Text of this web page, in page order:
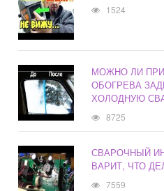
1524
МОЖНО ЛИ
ОБОГРЕВА
ХОЛОДНУЮ
8725
СВАРОЧНЫЙ
ВАРИТ, ЧТО
7559